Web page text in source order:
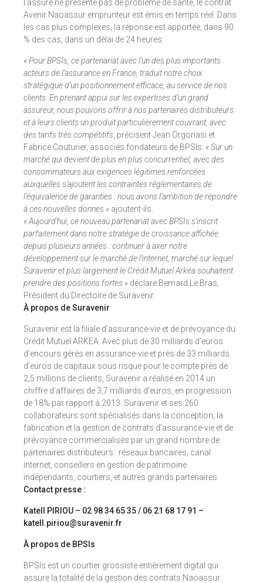
l’assuré ne présente pas de problème de santé, le contrat
Avenir Naoassur emprunteur est émis en temps réel. Dans
les cas plus complexes, la réponse est apportée, dans 90
% des cas, dans un délai de 24 heures.
« Pour BPSIs, ce partenariat avec l’un des plus importants
acteurs de l’assurance en France, traduit notre choix
stratégique d’un positionnement efficace, au service de nos
clients. En prenant appui sur les expertises d’un grand
assureur, nous pouvons offrir à nos partenaires distributeurs
et à leurs clients un produit particulièrement couvrant, avec
des tarifs très compétitifs , précisent Jean Orgonasi et
Fabrice Couturier, associés fondateurs de BPSIs. « Sur un
marché qui devient de plus en plus concurrentiel, avec des
consommateurs aux exigences légitimes renforcées
auxquelles s’ajoutent les contraintes réglementaires de
l’équivalence de garanties : nous avons l’ambition de répondre
à ces nouvelles donnes » ajoutent-ils.
« Aujourd’hui, ce nouveau partenariat avec BPSIs s’inscrit
parfaitement dans notre stratégie de croissance affichée
depuis plusieurs années : continuer à axer notre
développement sur le marché de l’internet, marché sur lequel
Suravenir et plus largement le Crédit Mutuel Arkéa souhaitent
prendre des positions fortes » déclare Bernard Le Bras,
Président du Directoire de Suravenir.
À propos de Suravenir
Suravenir est la filiale d’assurance-vie et de prévoyance du
Crédit Mutuel ARKEA. Avec plus de 30 milliards d’euros
d’encours gérés en assurance-vie et près de 33 milliards
d’euros de capitaux sous risque pour le compte près de
2,5 millions de clients, Suravenir a réalisé en 2014 un
chiffre d’affaires de 3,7 milliards d’euros, en progression
de 18% par rapport à 2013. Suravenir et ses 260
collaborateurs sont spécialisés dans la conception, la
fabrication et la gestion de contrats d’assurance-vie et de
prévoyance commercialisés par un grand nombre de
partenaires distributeurs : réseaux bancaires, canal
internet, conseillers en gestion de patrimoine
indépendants, courtiers, et autres grands partenaires.
Contact presse :
Katell PIRIOU – 02 98 34 65 35 / 06 21 68 17 91 –
katell.piriou@suravenir.fr
À propos de BPSIs
BPSIs est un courtier grossiste entièrement digital qui
assure la totalité de la gestion des contrats Naoassur.